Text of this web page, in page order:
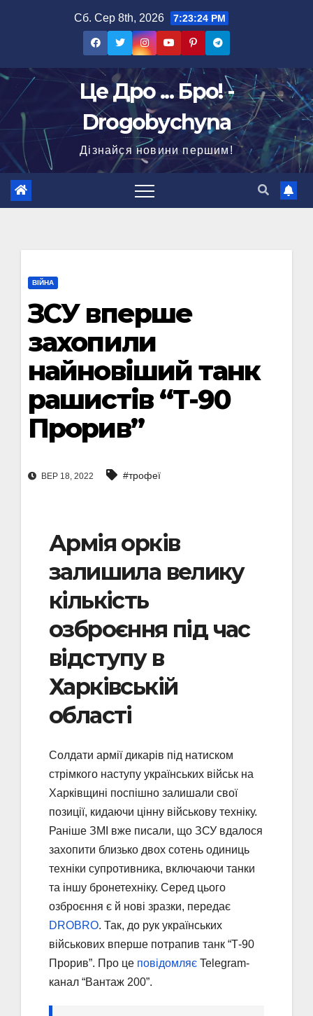
Сб. Сер 8th, 2026 7:23:25 PM
Це Дро ... Бро! -
Drogobychyna
Дізнайся новини першим!
ВІЙНА
ЗСУ вперше
захопили
найновіший танк
рашистів “Т-90
Прорив”
ВЕР 18, 2022 #трофеї
Армія орків
залишила велику
кількість
озброєння під час
відступу в
Харківській
області
Солдати армії дикарів під натиском
стрімкого наступу українських військ на
Харківщині поспішно залишали свої
позиції, кидаючи цінну військову техніку.
Раніше ЗМІ вже писали, що ЗСУ вдалося
захопити близько двох сотень одиниць
техніки супротивника, включаючи танки
та іншу бронетехніку. Серед цього
озброєння є й нові зразки, передає
DROBRO. Так, до рук українських
військових вперше потрапив танк “Т-90
Прорив”. Про це повідомляє Telegram-
канал “Вантаж 200”.